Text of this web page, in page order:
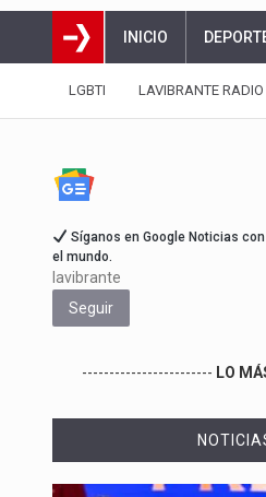
INICIO
LGBTI LAVIBRANTE
Síganos en Google Noticias
el mundo.
lavibrante
Seguir
------------------------ LO